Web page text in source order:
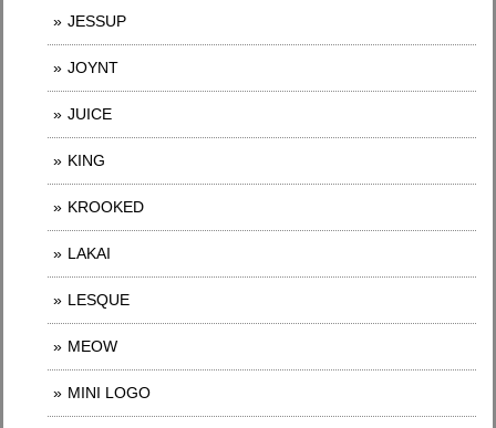
JESSUP
JOYNT
JUICE
KING
KROOKED
LAKAI
LESQUE
MEOW
MINI LOGO